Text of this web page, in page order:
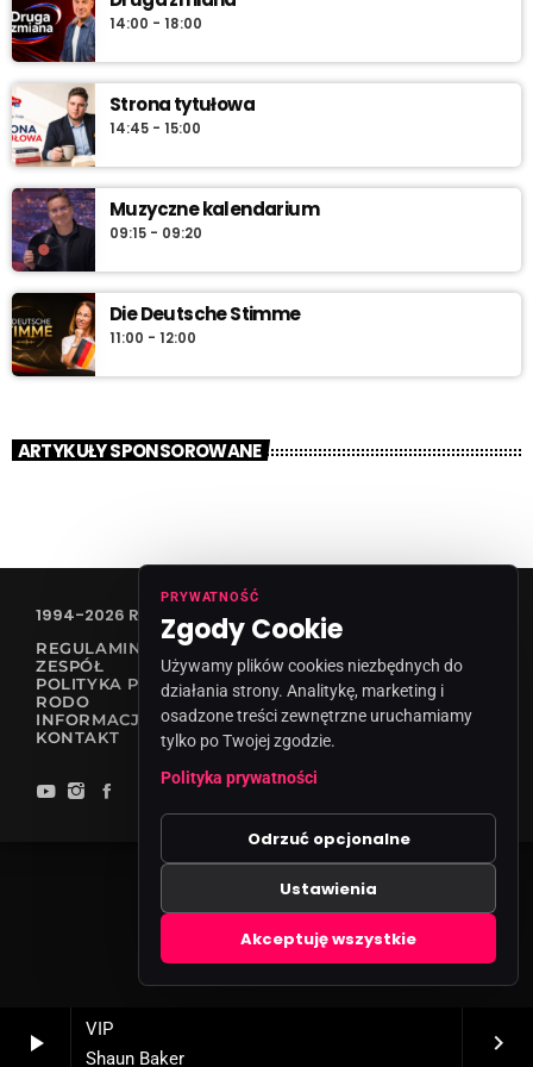
play_arrow
VIP
Shaun Baker
keyboard_arrow_right
14:00 - 18:00
Strona tytułowa
14:45 - 15:00
Muzyczne kalendarium
09:15 - 09:20
Die Deutsche Stimme
11:00 - 12:00
ARTYKUŁY SPONSOROWANE
1994-2026 RADIO VANESSA SPÓŁKA Z O.O
REGULAMIN KONKURSÓW
ZESPÓŁ
POLITYKA PRYWATNOŚCI
RODO
INFORMACJA O NADAWCY
KONTAKT
PRYWATNOŚĆ
Zgody Cookie
Używamy plików cookies niezbędnych do
działania strony. Analitykę, marketing i
osadzone treści zewnętrzne uruchamiamy
tylko po Twojej zgodzie.
Polityka prywatności
Odrzuć opcjonalne
Ustawienia
Akceptuję wszystkie
Zgody cookies